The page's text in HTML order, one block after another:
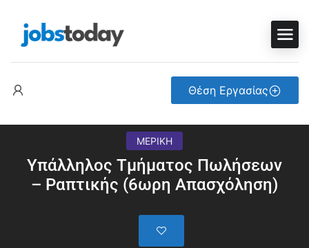
Θέση Εργασίας
ΜΕΡΙΚΗ
Υπάλληλος Τμήματος Πωλήσεων
– Ραπτικής (6ωρη Απασχόληση)